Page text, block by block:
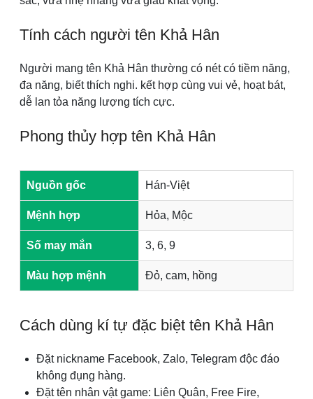
Tính cách người tên Khả Hân
Người mang tên Khả Hân thường có nét có tiềm năng,
đa năng, biết thích nghi. kết hợp cùng vui vẻ, hoạt bát,
dễ lan tỏa năng lượng tích cực.
Phong thủy hợp tên Khả Hân
Nguồn gốc Hán-Việt
Mệnh hợp Hỏa, Mộc
Số may mắn 3, 6, 9
Màu hợp mệnh Đỏ, cam, hồng
Cách dùng kí tự đặc biệt tên Khả Hân
Đặt nickname Facebook, Zalo, Telegram độc đáo
không đụng hàng.
Đặt tên nhân vật game: Liên Quân, Free Fire,